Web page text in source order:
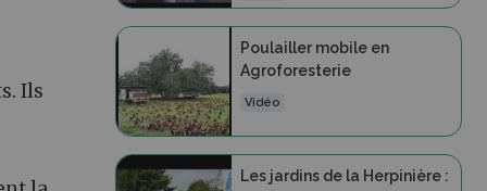
Ils
Poulailler mobile en
Agroforesterie
Vidéo
Les jardins de la Herpinière :